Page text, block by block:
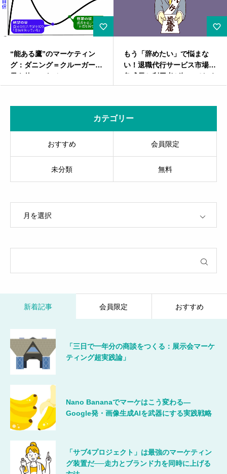
もう「辞めたい」で悩まな
い！退職代行サービス市場の
急成長と利用者が知っておく
べきこと
Canvaで資料作成をもっ
由に、もっと簡単に！【
版から徹底解説】
カテゴリー
おすすめ 会員限定
未分類 無料
新着記事 会員限定 おすすめ
「三日で一年分の商談をつくる：展示会マーケ
ティング超実践論」
Nano Bananaでマーケはこう変わる―
Google発・画像生成AIを武器にする実践戦略
「サブ4プロジェクト」は最強のマーケティン
グ装置だ──走力とブランド力を同時に上げる